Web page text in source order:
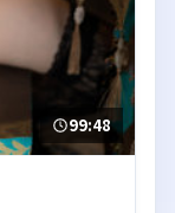
99:48